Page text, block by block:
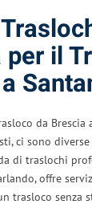
per il
da Brescia
ci sono
di traslochi
offre
trasloco senza